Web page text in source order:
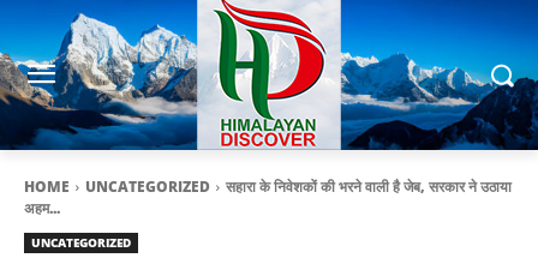
HOME UNCATEGORIZED
सहारा के निवेशकों की भरने वाली है जेब, सरकार ने उठाया
अहम...
UNCATEGORIZED